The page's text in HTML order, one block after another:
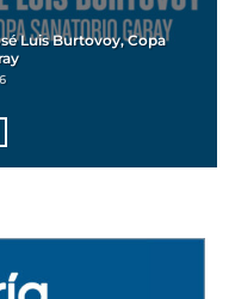
Luis Burtovoy, Copa